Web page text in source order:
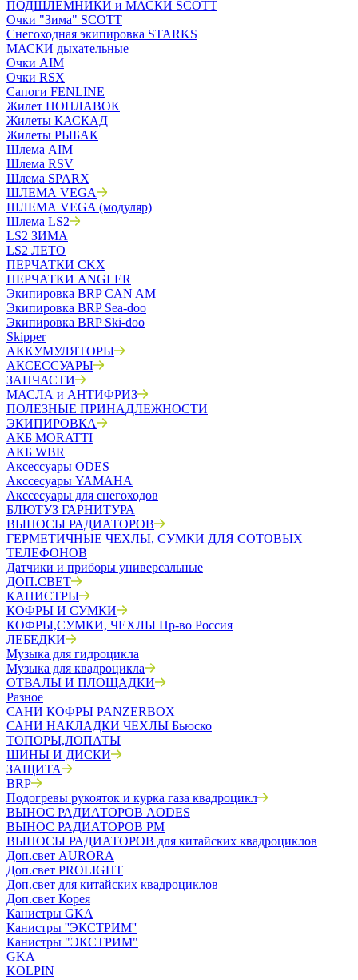
ПОДШЛЕМНИКИ и МАСКИ SCOTT
Очки "Зима" SCOTT
Снегоходная экипировка STARKS
МАСКИ дыхательные
Очки AIM
Очки RSX
Сапоги FENLINE
Жилет ПОПЛАВОК
Жилеты КАСКАД
Жилеты РЫБАК
Шлема AIM
Шлема RSV
Шлема SPARX
ШЛЕМА VEGA
ШЛЕМА VEGA (модуляр)
Шлема LS2
LS2 ЗИМА
LS2 ЛЕТО
ПЕРЧАТКИ CKX
ПЕРЧАТКИ ANGLER
Экипировка BRP CAN AM
Экипировка BRP Sea-doo
Экипировка BRP Ski-doo
Skipper
АККУМУЛЯТОРЫ
АКСЕССУАРЫ
ЗАПЧАСТИ
МАСЛА и АНТИФРИЗ
ПОЛЕЗНЫЕ ПРИНАДЛЕЖНОСТИ
ЭКИПИРОВКА
АКБ MORATTI
АКБ WBR
Аксессуары ODES
Акссесуары YAMAHA
Акссесуары для снегоходов
БЛЮТУЗ ГАРНИТУРА
ВЫНОСЫ РАДИАТОРОВ
ГЕРМЕТИЧНЫЕ ЧЕХЛЫ, СУМКИ ДЛЯ СОТОВЫХ
ТЕЛЕФОНОВ
Датчики и приборы универсальные
ДОП.СВЕТ
КАНИСТРЫ
КОФРЫ И СУМКИ
КОФРЫ,СУМКИ, ЧЕХЛЫ Пр-во Россия
ЛЕБЕДКИ
Музыка для гидроцикла
Музыка для квадроцикла
ОТВАЛЫ И ПЛОЩАДКИ
Разное
САНИ КОФРЫ PANZERBOX
САНИ НАКЛАДКИ ЧЕХЛЫ Бьюско
ТОПОРЫ,ЛОПАТЫ
ШИНЫ И ДИСКИ
ЗАЩИТА
BRP
Подогревы рукояток и курка газа квадроцикл
ВЫНОС РАДИАТОРОВ AODES
ВЫНОС РАДИАТОРОВ РМ
ВЫНОСЫ РАДИАТОРОВ для китайских квадроциклов
Доп.свет AURORA
Доп.свет PROLIGHT
Доп.свет для китайских квадроциклов
Доп.свет Корея
Канистры GKA
Канистры ''ЭКСТРИМ''
Канистры "ЭКСТРИМ"
GKA
KOLPIN